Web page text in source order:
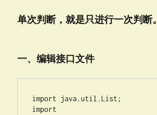
单次判断，就是只进行一次判断。
一、编辑接口文件
import java.util.List;
import